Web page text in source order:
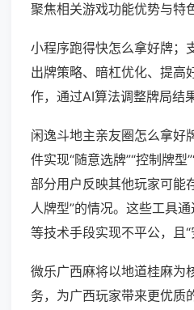
聚焦相关游戏功能优势与特
小程序跑得快怎么拿好牌；
出牌策略、暗杠优化、提高
作，通过AI算法调整牌局结
闲逸斗地主亲友圈怎么拿好
件实现“随意选牌”“控制牌型
部分用户反映其他玩家可能
人牌型”的情况。这些工具
等技术手段实现不平公，且“
微乐广西麻将以地道桂麻为
务，为广西玩家带来更优质